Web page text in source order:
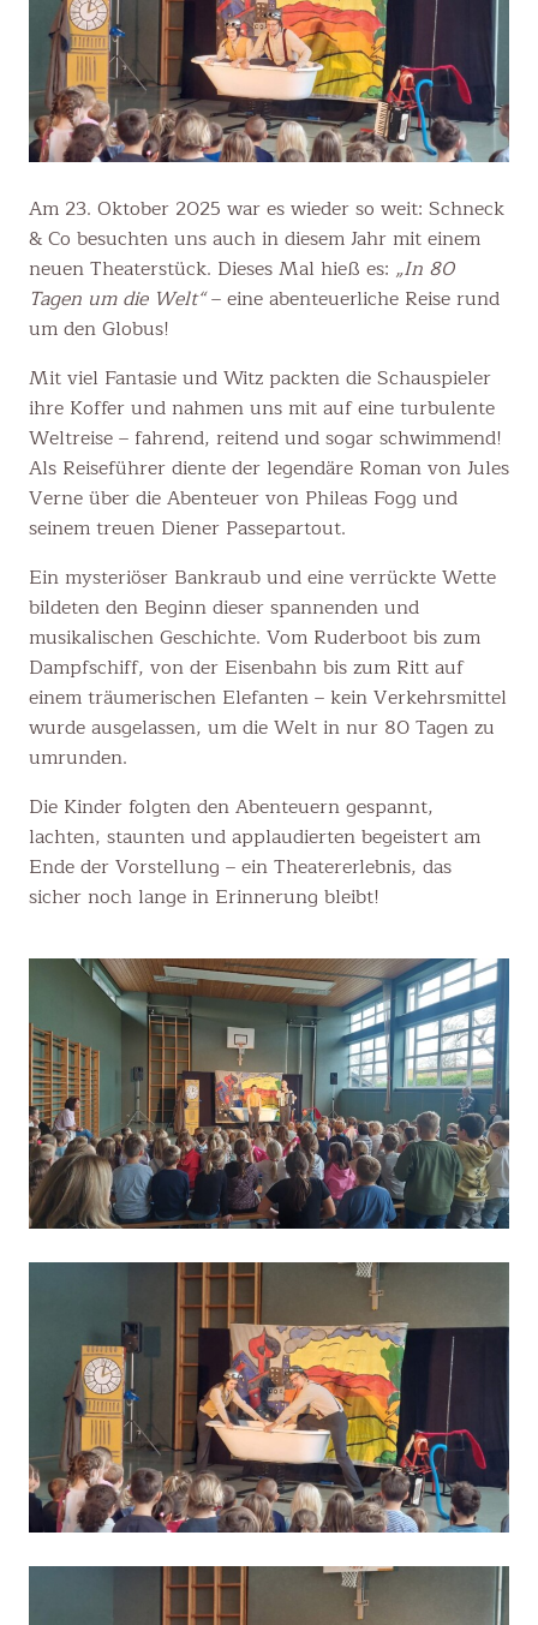
Am 23. Oktober 2025 war es wieder so weit: Schneck
& Co besuchten uns auch in diesem Jahr mit einem
neuen Theaterstück. Dieses Mal hieß es: „In 80
Tagen um die Welt“– eine abenteuerliche Reise rund
um den Globus!
Mit viel Fantasie und Witz packten die Schauspieler
ihre Koffer und nahmen uns mit auf eine turbulente
Weltreise – fahrend, reitend und sogar schwimmend!
Als Reiseführer diente der legendäre Roman von Jules
Verne über die Abenteuer von Phileas Fogg und
seinem treuen Diener Passepartout.
Ein mysteriöser Bankraub und eine verrückte Wette
bildeten den Beginn dieser spannenden und
musikalischen Geschichte. Vom Ruderboot bis zum
Dampfschiff, von der Eisenbahn bis zum Ritt auf
einem träumerischen Elefanten – kein Verkehrsmittel
wurde ausgelassen, um die Welt in nur 80 Tagen zu
umrunden.
Die Kinder folgten den Abenteuern gespannt,
lachten, staunten und applaudierten begeistert am
Ende der Vorstellung – ein Theatererlebnis, das
sicher noch lange in Erinnerung bleibt!